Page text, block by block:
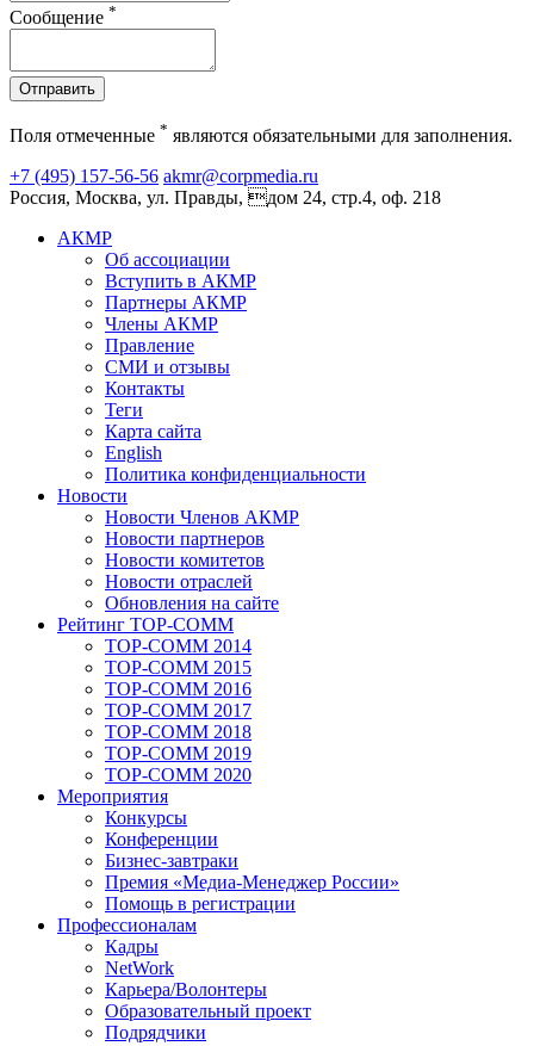
Сообщение *
Отправить
Поля отмеченные * являются обязательными для заполнения.
+7 (495) 157-56-56 akmr@corpmedia.ru
Россия, Москва, ул. Правды, дом 24, стр.4, оф. 218
АКМР
Об ассоциации
Вступить в АКМР
Партнеры АКМР
Члены АКМР
Правление
СМИ и отзывы
Контакты
Теги
Карта сайта
English
Политика конфиденциальности
Новости
Новости Членов АКМР
Новости партнеров
Новости комитетов
Новости отраслей
Обновления на сайте
Рейтинг TOP-COMM
TOP-COMM 2014
TOP-COMM 2015
TOP-COMM 2016
TOP-COMM 2017
TOP-COMM 2018
TOP-COMM 2019
TOP-COMM 2020
Мероприятия
Конкурсы
Конференции
Бизнес-завтраки
Премия «Медиа-Менеджер России»
Помощь в регистрации
Профессионалам
Кадры
NetWork
Карьера/Волонтеры
Образовательный проект
Подрядчики